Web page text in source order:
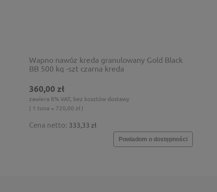
Wapno nawóz kreda granulowany Gold Black
BB 500 kg -szt czarna kreda
360,00 zł
zawiera 8% VAT, bez kosztów dostawy
( 1 tona = 720,00 zł )
Cena netto: 333,33 zł
Powiadom o dostępności